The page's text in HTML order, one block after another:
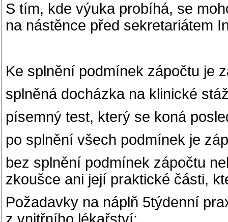
S tím, kde výuka probíhá, se
na nástěnce před sekretariátem
Ke splnění podmínek zápočtu je
splněná docházka na klinické
písemný test, který se koná
po splnění všech podmínek je
bez splnění podmínek zápočtu
zkoušce ani její praktické části,
Požadavky na náplň 5týdenní